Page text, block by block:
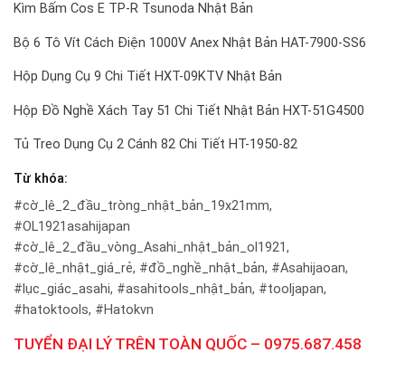
Kìm Bấm Cos E TP-R Tsunoda Nhật Bản
Bộ 6 Tô Vít Cách Điện 1000V Anex Nhật Bản HAT-7900-SS6
Hộp Dụng Cụ 9 Chi Tiết HXT-09KTV Nhật Bản
Hộp Đồ Nghề Xách Tay 51 Chi Tiết Nhật Bản HXT-51G4500
Tủ Treo Dụng Cụ 2 Cánh 82 Chi Tiết HT-1950-82
Từ khóa:
#cờ_lê_2_đầu_tròng_nhật_bản_19x21mm,
#OL1921asahijapan
#cờ_lê_2_đầu_vòng_Asahi_nhật_bản_ol1921,
#cờ_lê_nhật_giá_rẻ, #đồ_nghề_nhật_bản, #Asahijaoan,
#lục_giác_asahi, #asahitools_nhật_bản, #tooljapan,
#hatoktools, #Hatokvn
TUYỂN ĐẠI LÝ TRÊN TOÀN QUỐC – 0975.687.458